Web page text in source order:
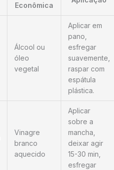
Econômica
Álcool ou
óleo
vegetal
Aplicar em
pano,
esfregar
suavemente,
raspar com
espátula
plástica.
Vinagre
branco
aquecido
Aplicar
sobre a
mancha,
deixar agir
15-30 min,
esfregar